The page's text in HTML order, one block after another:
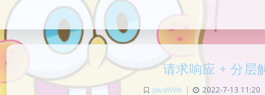
请求响应 + 分层
JavaWeb | 2022-7-13 11:20